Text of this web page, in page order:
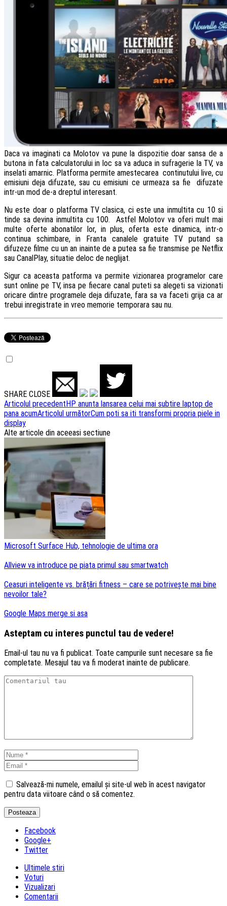
Daca va imaginati ca Molotov va pune la dispozitie doar sansa de a
butona in fata calculatorului in loc sa va aduca in sufragerie la TV, va
inselati amarnic. Platforma permite amestecarea continutului live, cu
emisiuni deja difuzate, sau cu emisiuni ce urmeaza sa fie difuzate
intr-un mod de-a dreptul interesant.
Nu este doar o platforma TV clasica, ci este una inmultita cu 10 si
tinde sa devina inmultita cu 100. Astfel Molotov va oferi mult mai
multe oferte abonatilor lor, in plus, oferta este dinamica, intr-o
continua schimbare, in Franta canalele gratuite TV putand sa
difuzeze filme cu un an inainte de a putea sa fie transmise pe Netflix
sau CanalPlay, situatie deloc de neglijat.
Sigur ca aceasta patforma va permite vizionarea programelor care
sunt online pe TV, insa pe fiecare canal puteti sa alegeti sa vizionati
oricare dintre programele deja difuzate, fara sa va faceti grija ca ar
trebui inregistrate in vreo memorie temporara sau nu.
SHARE CLOSE
Navigare
articole
Articolul precedentHP anunta lansarea celui mai subtire laptop de
pana acumArticolul următorCum poti sa iti transformi propria piele in
display
Alte articole din aceeasi sectiune
Microsoft Surface Hub, tehnologie de ultima ora
Allview va introduce pe piata primul sau smartwatch
Ceasuri inteligente vs. brățări fitness – care se potrivește mai bine
nevoilor tale?
Google Maps merge si asa
Asteptam cu interes punctul tau de vedere!
Email-ul tau nu va fi publicat. Toate campurile sunt necesare sa fie
completate. Mesajul tau va fi moderat inainte de publicare.
Salvează-mi numele, emailul și site-ul web în acest navigator
pentru data viitoare când o să comentez.
Facebook
Google+
Twitter
Ultimele stiri
Voturi
Vizualizari
Comentarii